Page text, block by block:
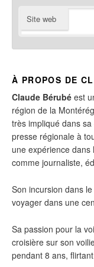
Site web
À PROPOS DE
Claude Bérubé est
région de la
très impliqué dans
presse régionale à
une expérience
comme journaliste,
Son incursion dans
voyager dans une
Sa passion pour la
croisière sur son
pendant 8 ans,